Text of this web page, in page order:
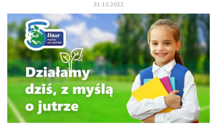
31.10.2022